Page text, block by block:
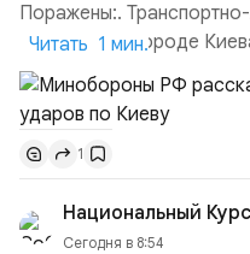
Поражены:.
Чайка» в пригороде
осуществлялось
прилегающего полевого
дальнобойных БПЛА
«Транс-Логистик» в
использовавшиеся для
имущества ВСУ;
Читать 1 мин.
1
Национальный Курс
Сегодня в 8:54